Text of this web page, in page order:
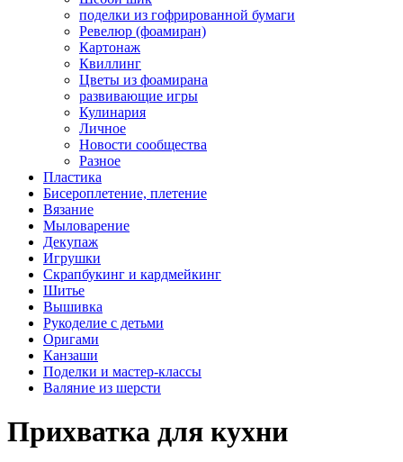
поделки из гофрированной бумаги
Ревелюр (фоамиран)
Картонаж
Квиллинг
Цветы из фоамирана
развивающие игры
Кулинария
Личное
Новости сообщества
Разное
Пластика
Бисероплетение, плетение
Вязание
Мыловарение
Декупаж
Игрушки
Скрапбукинг и кардмейкинг
Шитье
Вышивка
Рукоделие с детьми
Оригами
Канзаши
Поделки и мастер-классы
Валяние из шерсти
Прихватка для кухни